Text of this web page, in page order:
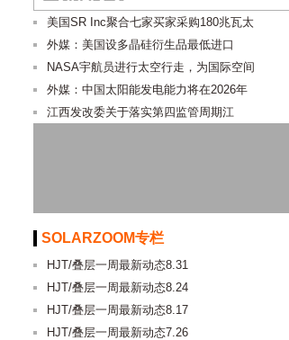
美国SR Inc聚合七家买家采购180兆瓦太
外媒：美国设多晶硅衍生品最低进口
NASA宇航员进行太空行走，为国际空间
外媒：中国太阳能发电能力将在2026年
江西发改委关于落实第四监管周期江
SOLARZOOM专栏
HJT/叠层一周最新动态8.31
HJT/叠层一周最新动态8.24
HJT/叠层一周最新动态8.17
HJT/叠层一周最新动态7.26